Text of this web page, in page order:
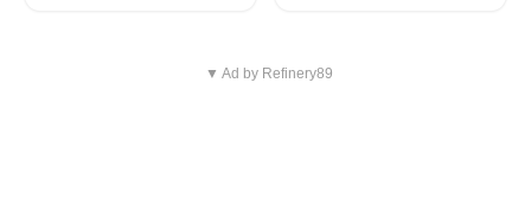
▼ Ad by Refinery89